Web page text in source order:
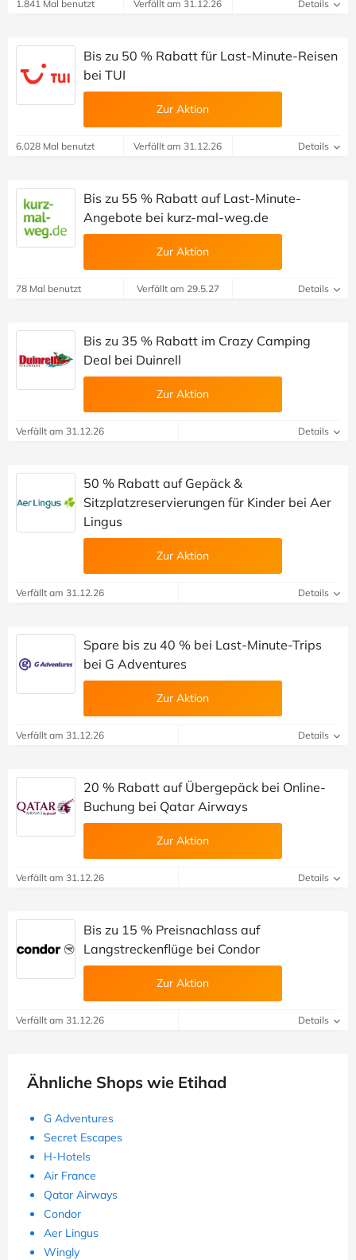
1.841 Mal benutzt Verfällt am 31.12.26 Details
Bis zu 50 % Rabatt für Last-Minute-Reisen
bei TUI
Zur Aktion
6.028 Mal benutzt Verfällt am 31.12.26 Details
Bis zu 55 % Rabatt auf Last-Minute-
Angebote bei kurz-mal-weg.de
Zur Aktion
78 Mal benutzt Verfällt am 29.5.27 Details
Bis zu 35 % Rabatt im Crazy Camping
Deal bei Duinrell
Zur Aktion
Verfällt am 31.12.26 Details
50 % Rabatt auf Gepäck &
Sitzplatzreservierungen für Kinder bei Aer
Lingus
Zur Aktion
Verfällt am 31.12.26 Details
Spare bis zu 40 % bei Last-Minute-Trips
bei G Adventures
Zur Aktion
Verfällt am 31.12.26 Details
20 % Rabatt auf Übergepäck bei Online-
Buchung bei Qatar Airways
Zur Aktion
Verfällt am 31.12.26 Details
Bis zu 15 % Preisnachlass auf
Langstreckenflüge bei Condor
Zur Aktion
Verfällt am 31.12.26 Details
Ähnliche Shops wie Etihad
G Adventures
Secret Escapes
H-Hotels
Air France
Qatar Airways
Condor
Aer Lingus
Wingly